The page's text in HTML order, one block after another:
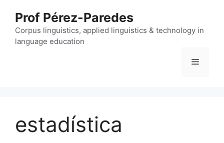
content
Prof Pérez-Paredes
Corpus linguistics, applied linguistics & technology in
language education
Menu
estadística